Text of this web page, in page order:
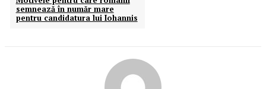
semnează în număr mare
pentru candidatura lui Iohannis